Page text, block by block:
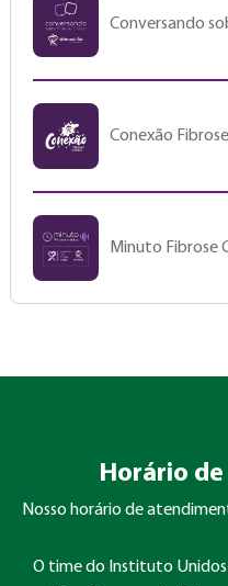
Conversando
Conexão
Minuto Fibrose
Horário
Nosso horário de
O time do Instituto